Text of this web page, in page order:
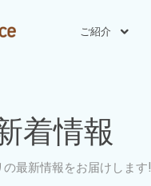
ご紹介
着情報
最新情報をお届けします!